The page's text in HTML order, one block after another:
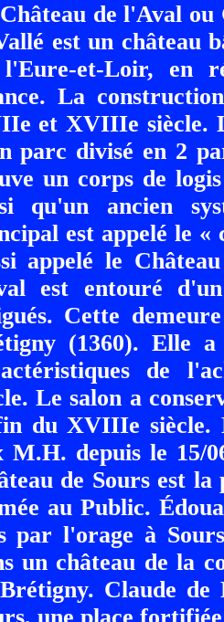
de l'Aval ou
est un château
et-Loir, en
La
et XVIIIe siècle.
parc divisé en 2
un corps de
qu'un ancien
est appelé le «
appelé le
est entouré
Cette
(1360). Elle a
de
Le salon a
du XVIIIe siècle.
M.H. depuis le 15/
de Sours est
au Public.
par l'orage à
un château de la
Claude